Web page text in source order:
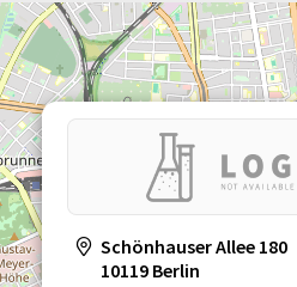
Schönhauser Allee 180
10119 Berlin